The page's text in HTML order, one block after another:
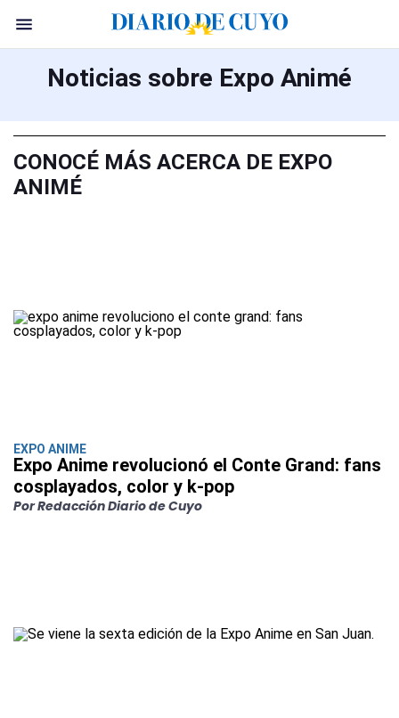
Noticias sobre Expo Animé
CONOCÉ MÁS ACERCA DE EXPO
ANIMÉ
EXPO ANIME
Expo Anime revolucionó el Conte Grand: fans
cosplayados, color y k-pop
Por Redacción Diario de Cuyo